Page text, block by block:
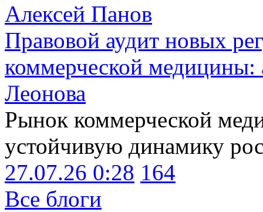
Алексей Панов
Правовой аудит новых
коммерческой медицины:
Леонова
Рынок коммерческой
устойчивую динамику
27.07.26 0:28 164
Все блоги